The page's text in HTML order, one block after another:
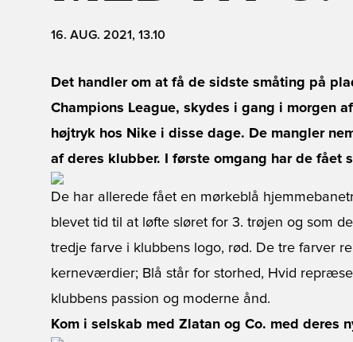
16. AUG. 2021, 13.10
Det handler om at få de sidste småting på
Champions League, skydes i gang i morgen
højtryk hos Nike i disse dage. De mangler
af deres klubber. I første omgang har de fået
De har allerede fået en mørkeblå
blevet tid til at løfte sløret for 3. trøjen og som
tredje farve i klubbens logo, rød. De tre farver
kerneværdier; Blå står for storhed, Hvid
klubbens passion og moderne ånd.
Kom i selskab med Zlatan og Co. med deres